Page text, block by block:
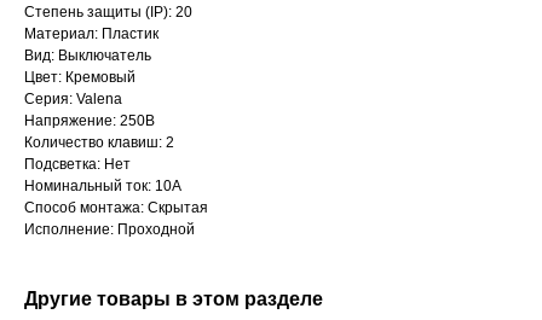
Степень защиты (IP): 20
Материал: Пластик
Вид: Выключатель
Цвет: Кремовый
Серия: Valena
Напряжение: 250В
Количество клавиш: 2
Подсветка: Нет
Номинальный ток: 10А
Способ монтажа: Скрытая
Исполнение: Проходной
Другие товары в этом разделе